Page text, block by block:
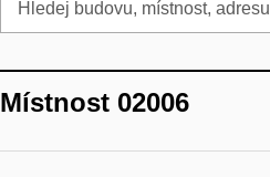
Místnost 02006